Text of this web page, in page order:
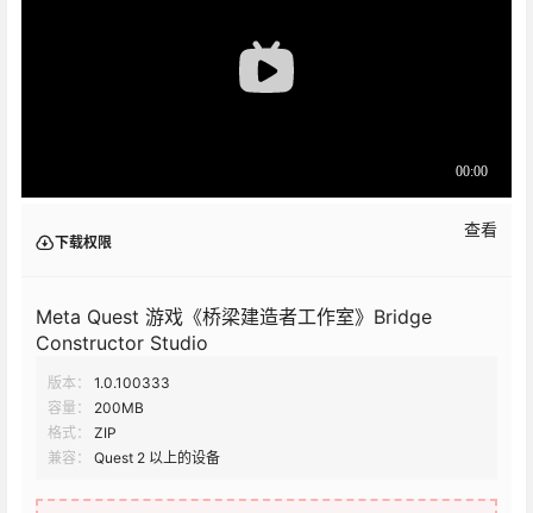
下载权限
查看
Meta Quest 游戏《桥梁建造者工作室》Bridge
Constructor Studio
版本：
1.0.100333
容量：
200MB
格式：
ZIP
兼容：
Quest 2 以上的设备